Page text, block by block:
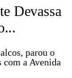
Devassa
parou o
com a Avenida